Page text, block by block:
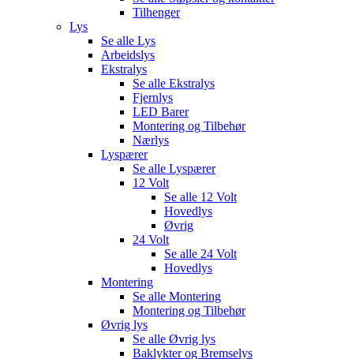
Tilhenger
Lys
Se alle Lys
Arbeidslys
Ekstralys
Se alle Ekstralys
Fjernlys
LED Barer
Montering og Tilbehør
Nærlys
Lyspærer
Se alle Lyspærer
12 Volt
Se alle 12 Volt
Hovedlys
Øvrig
24 Volt
Se alle 24 Volt
Hovedlys
Montering
Se alle Montering
Montering og Tilbehør
Øvrig lys
Se alle Øvrig lys
Baklykter og Bremselys